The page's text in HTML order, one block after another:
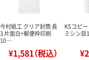
今村紙工 クリア封筒 長
3 片面白+郵便枠印刷
10…
¥1,581（税込）
KSコピ
ミシン